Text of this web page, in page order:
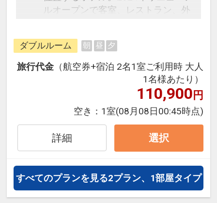
ルオープンで客室、レストラン、外
のある空間のシングルルーム。床か
らの高さも低めのセミダブルベッド
でリフレッシュに最適です。
ダブルルーム 朝 昼 夕
旅行代金 （航空券+宿泊 2名1室ご利用時 大人
1名様あたり）
110,900円
空き： 1室(08月08日00:45時点)
詳細 選択
すべてのプランを見る2プラン、1部屋タイプ